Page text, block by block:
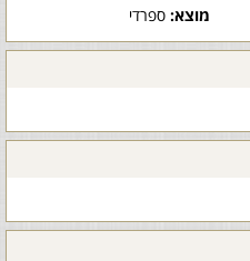
מוצא:ספרדי